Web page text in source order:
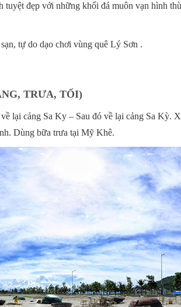
tuyệt đẹp với những khối đá muôn vạn hình
tự do dạo chơi vùng quê Lý Sơn .
TRƯA, TỐI)
lại cảng Sa Ky – Sau đó về lại cảng Sa Kỳ.
Dùng bữa trưa tại Mỹ Khê.